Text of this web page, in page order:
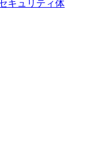
キュリティ体